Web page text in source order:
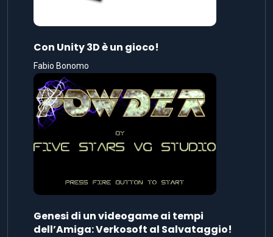
Con Unity 3D è un gioco!
Fabio Bonomo
Genesi di un videogame ai tempi
dell’Amiga: Verkosoft al Salvataggio!